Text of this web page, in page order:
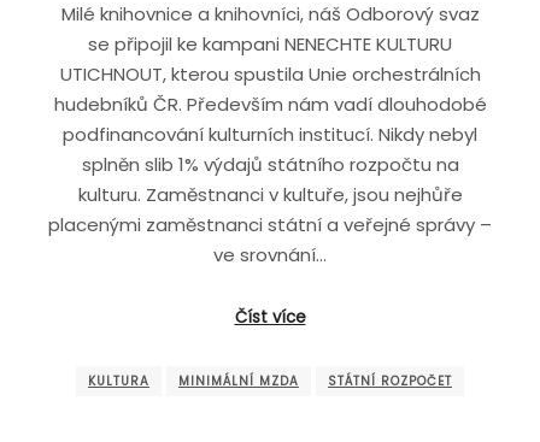
Milé knihovnice a knihovníci, náš Odborový svaz
se připojil ke kampani NENECHTE KULTURU
UTICHNOUT, kterou spustila Unie orchestrálních
hudebníků ČR. Především nám vadí dlouhodobé
podfinancování kulturních institucí. Nikdy nebyl
splněn slib 1% výdajů státního rozpočtu na
kulturu. Zaměstnanci v kultuře, jsou nejhůře
placenými zaměstnanci státní a veřejné správy –
ve srovnání…
Číst více
KULTURA MINIMÁLNÍ MZDA STÁTNÍ ROZPOČET